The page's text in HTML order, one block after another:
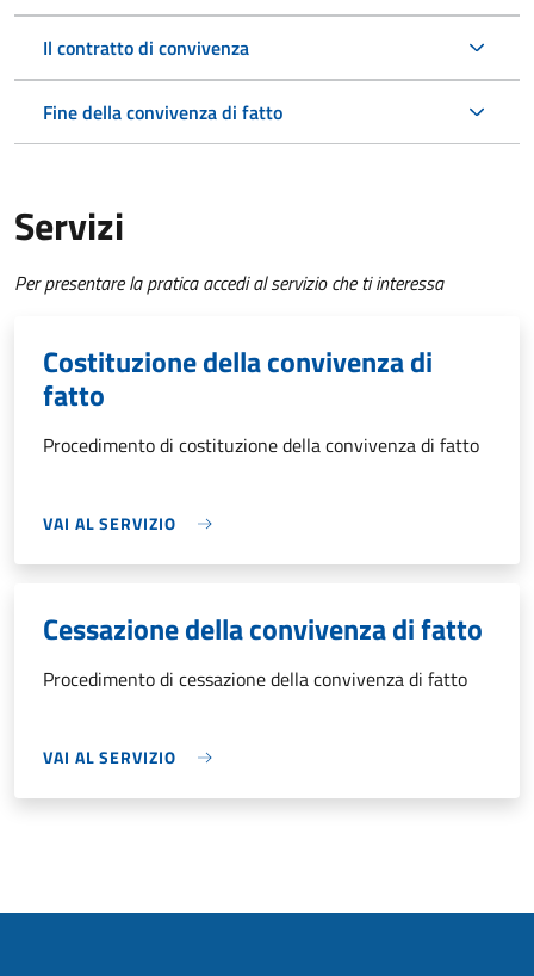
Il contratto di convivenza
Fine della convivenza di fatto
Servizi
Per presentare la pratica accedi al servizio che ti interessa
Costituzione della convivenza di
fatto
Procedimento di costituzione della convivenza di fatto
VAI AL SERVIZIO
Cessazione della convivenza di fatto
Procedimento di cessazione della convivenza di fatto
VAI AL SERVIZIO